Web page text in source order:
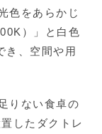
色をあらかじ
）」と白色
き、空間や用
りない食卓の
したダクトレ